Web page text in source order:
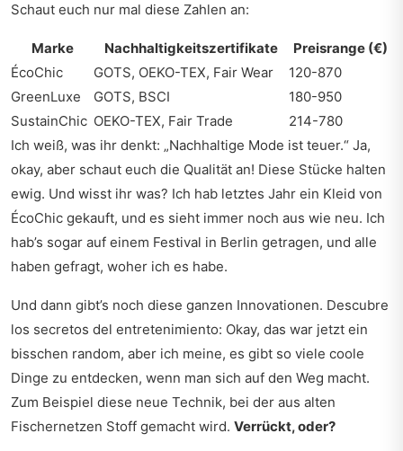
Schaut euch nur mal diese Zahlen an:
Marke Nachhaltigkeitszertifikate
Preisrange (€)
ÉcoChic
GOTS, OEKO-TEX, Fair Wear
120-870
GreenLuxe
GOTS, BSCI
180-950
SustainChic OEKO-TEX, Fair Trade
214-780
Ich weiß, was ihr denkt: „Nachhaltige Mode ist teuer.“ Ja,
okay, aber schaut euch die Qualität an! Diese Stücke halten
ewig. Und wisst ihr was? Ich hab letztes Jahr ein Kleid von
ÉcoChic gekauft, und es sieht immer noch aus wie neu. Ich
hab’s sogar auf einem Festival in Berlin getragen, und alle
haben gefragt, woher ich es habe.
Und dann gibt’s noch diese ganzen Innovationen. Descubre
los secretos del entretenimiento: Okay, das war jetzt ein
bisschen random, aber ich meine, es gibt so viele coole
Dinge zu entdecken, wenn man sich auf den Weg macht.
Zum Beispiel diese neue Technik, bei der aus alten
Fischernetzen Stoff gemacht wird. Verrückt, oder?